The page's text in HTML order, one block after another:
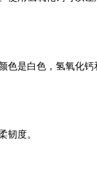
是白色，氢氧化
韧度。